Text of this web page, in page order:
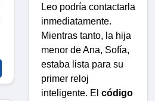
Leo podría contactarla
inmediatamente.
Mientras tanto, la hija
menor de Ana, Sofía,
estaba lista para su
primer reloj
inteligente. El código